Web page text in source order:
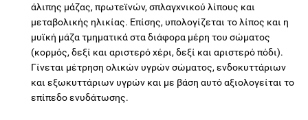
άλιπης μάζας, πρωτεϊνών, σπλαγχνικού λίπους και
μεταβολικής ηλικίας. Επίσης, υπολογίζεται το λίπος και η
μυϊκή μάζα τμηματικά στα διάφορα μέρη του σώματος
(κορμός, δεξί και αριστερό χέρι, δεξί και αριστερό πόδι).
Γίνεται μέτρηση ολικών υγρών σώματος, ενδοκυττάριων
και εξωκυττάριων υγρών και με βάση αυτό αξιολογείται το
επίπεδο ενυδάτωσης.